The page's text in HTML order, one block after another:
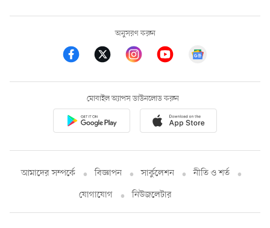
অনুসরণ করুন
মোবাইল অ্যাপস ডাউনলোড করুন
আমাদের সম্পর্কে বিজ্ঞাপন সার্কুলেশন
নীতি ও শর্ত
যোগাযোগ
নিউজলেটার